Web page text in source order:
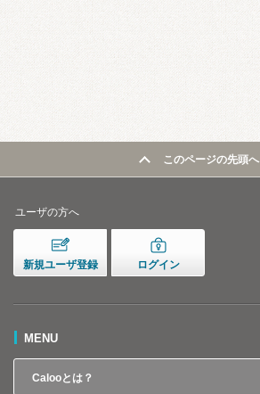
このページの先頭へ
ユーザの方へ
新規ユーザ登録 ログイン
MENU
Calooとは？